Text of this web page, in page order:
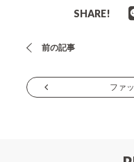
SHARE!
投
ナ
前の記事
ファ